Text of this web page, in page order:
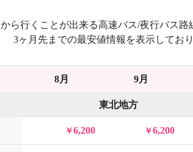
から行くことが出来る高速バス/夜行バス路
3ヶ月先までの最安値情報を表示しており
8月 9月
東北地方
6,200 6,200